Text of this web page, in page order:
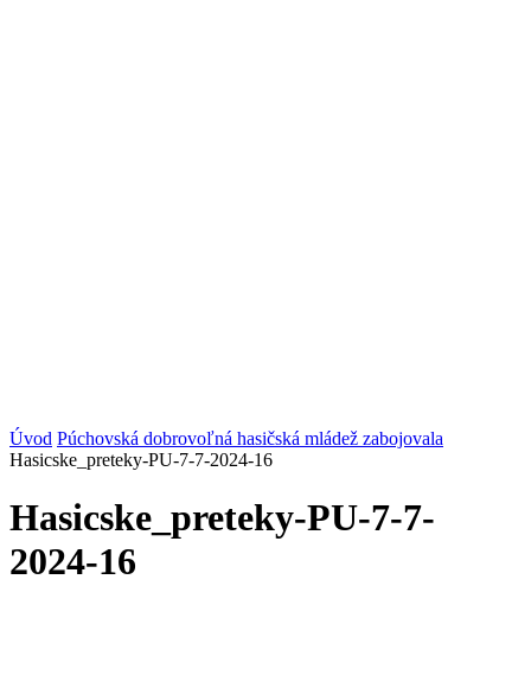
Úvod Púchovská dobrovoľná hasičská mládež zabojovala
Hasicske_preteky-PU-7-7-2024-16
Hasicske_preteky-PU-7-7-
2024-16